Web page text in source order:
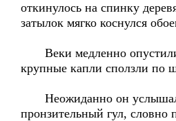
откинулось на спинку
затылок мягко коснулся
Веки медленно
крупные капли сползли по
Неожиданно он услышал
пронзительный гул, словно